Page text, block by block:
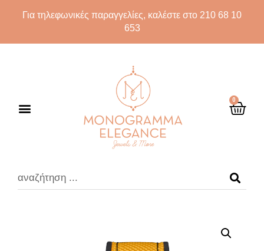
Για τηλεφωνικές παραγγελίες, καλέστε στο 210 68 10
653
0